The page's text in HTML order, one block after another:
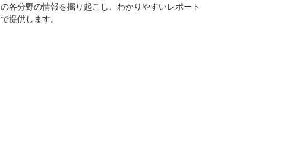
の各分野の情報を掘り起こし、わかりやすいレポート
で提供します。